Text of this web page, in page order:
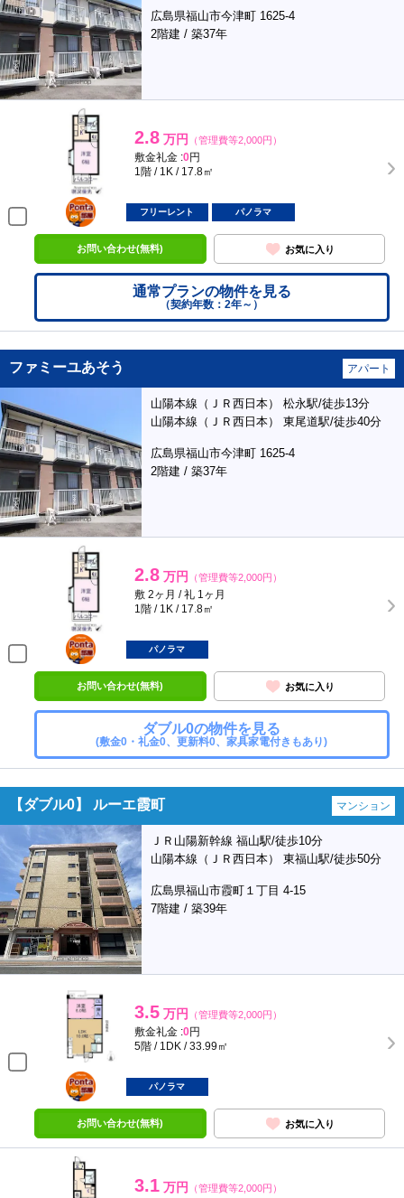
広島県福山市今津町 1625-4
2階建 / 築37年
2.8 万円 （管理費等2,000円）
敷金礼金 :0円
1階 / 1K / 17.8㎡
ポンタ
部屋
フリーレント パノラマ
お問い合わせ(無料) お気に入り
通常プランの物件を見る
（契約年数：2年～）
ファミーユあそう アパート
山陽本線（ＪＲ西日本） 松永駅/徒歩13分
山陽本線（ＪＲ西日本） 東尾道駅/徒歩40分
広島県福山市今津町 1625-4
2階建 / 築37年
2.8 万円 （管理費等2,000円）
敷 2ヶ月 / 礼 1ヶ月
1階 / 1K / 17.8㎡
ポンタ
部屋
パノラマ
お問い合わせ(無料) お気に入り
ダブル0の物件を見る
(敷金0・礼金0、更新料0、家具家電付きもあり)
【ダブル0】 ルーエ霞町 マンション
ＪＲ山陽新幹線 福山駅/徒歩10分
山陽本線（ＪＲ西日本） 東福山駅/徒歩50分
広島県福山市霞町１丁目 4-15
7階建 / 築39年
3.5 万円 （管理費等2,000円）
敷金礼金 :0円
5階 / 1DK / 33.99㎡
ポンタ
部屋
パノラマ
お問い合わせ(無料) お気に入り
3.1 万円 （管理費等2,000円）